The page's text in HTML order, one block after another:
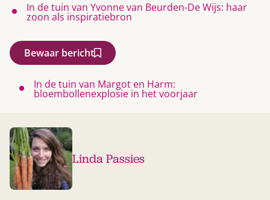
In de tuin van Yvonne van Beurden-De Wijs: haar
zoon als inspiratiebron
Bewaar bericht
In de tuin van Margot en Harm:
bloembollenexplosie in het voorjaar
Linda Passies